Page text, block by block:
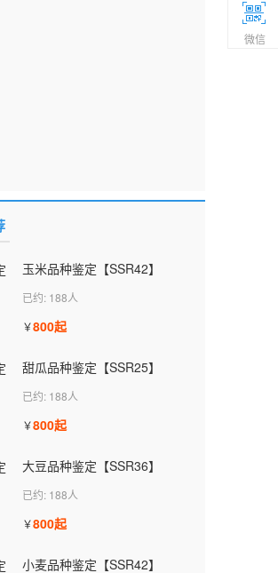
玉米品种鉴定【SSR42】
已约: 188人
￥800起
甜瓜品种鉴定【SSR25】
已约: 188人
￥800起
大豆品种鉴定【SSR36】
已约: 188人
￥800起
小麦品种鉴定【SSR42】
微信